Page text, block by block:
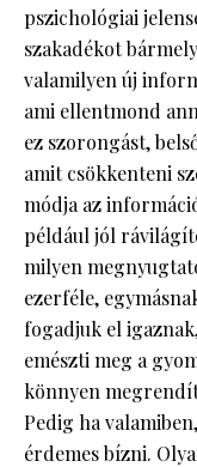
pszichológiai
szakadékot
valamilyen új
ami ellentmond
ez szorongást,
amit csökkenteni
módja az
például jól
milyen
ezerféle,
fogadjuk el
emészti meg a
könnyen
Pedig ha
érdemes bízni.